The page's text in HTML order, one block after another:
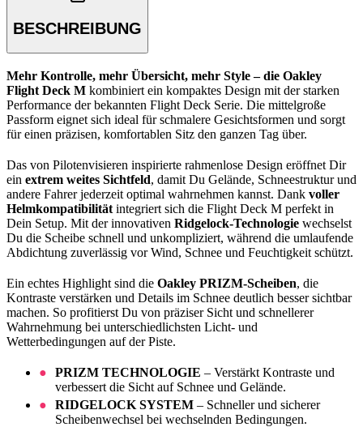
BESCHREIBUNG
Mehr Kontrolle, mehr Übersicht, mehr Style – die Oakley
Flight Deck M kombiniert ein kompaktes Design mit der starken
Performance der bekannten Flight Deck Serie. Die mittelgroße
Passform eignet sich ideal für schmalere Gesichtsformen und sorgt
für einen präzisen, komfortablen Sitz den ganzen Tag über.
Das von Pilotenvisieren inspirierte rahmenlose Design eröffnet Dir
ein extrem weites Sichtfeld, damit Du Gelände, Schneestruktur und
andere Fahrer jederzeit optimal wahrnehmen kannst. Dank voller
Helmkompatibilität integriert sich die Flight Deck M perfekt in
Dein Setup. Mit der innovativen Ridgelock-Technologie wechselst
Du die Scheibe schnell und unkompliziert, während die umlaufende
Abdichtung zuverlässig vor Wind, Schnee und Feuchtigkeit schützt.
Ein echtes Highlight sind die Oakley PRIZM-Scheiben, die
Kontraste verstärken und Details im Schnee deutlich besser sichtbar
machen. So profitierst Du von präziser Sicht und schnellerer
Wahrnehmung bei unterschiedlichsten Licht- und
Wetterbedingungen auf der Piste.
PRIZM TECHNOLOGIE – Verstärkt Kontraste und
verbessert die Sicht auf Schnee und Gelände.
RIDGELOCK SYSTEM – Schneller und sicherer
Scheibenwechsel bei wechselnden Bedingungen.